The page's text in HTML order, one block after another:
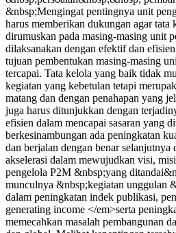
&nbsp;Mengingat pentingnya unit
harus memberikan dukungan agar tata
dirumuskan pada masing-masing unit
dilaksanakan dengan efektif dan
tujuan pembentukan masing-masing
tercapai. Tata kelola yang baik tidak
kegiatan yang kebetulan tetapi
matang dan dengan penahapan yang
juga harus ditunjukkan dengan
efisien dalam mencapai sasaran yang
berkesinambungan ada peningkatan
dan berjalan dengan benar selanjutnya
akselerasi dalam mewujudkan visi,
pengelola P2M &nbsp;yang
munculnya &nbsp;kegiatan unggulan
dalam peningkatan indek publikasi,
generating income </em>serta
memecahkan masalah pembangunan